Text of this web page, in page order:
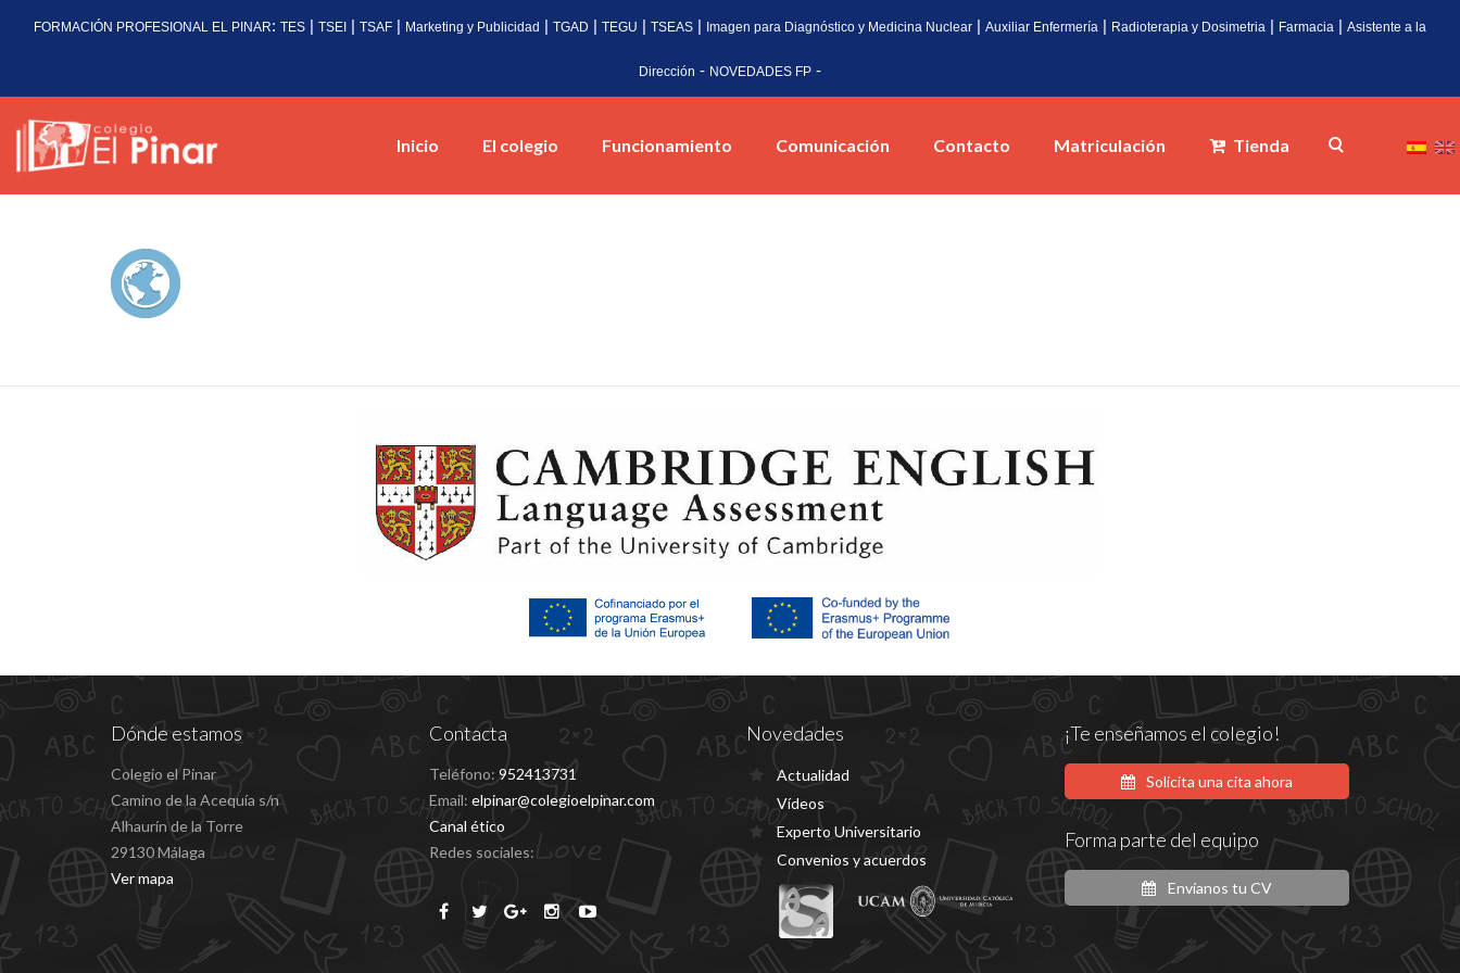
FORMACIÓN PROFESIONAL EL PINAR: TES | TSEI | TSAF | Marketing y Publicidad | TGAD | TEGU | TSEAS | Imagen para Diagnóstico y Medicina Nuclear | Auxiliar Enfermería | Radioterapia y Dosimetria | Farmacia | Asistente a la
Dirección - NOVEDADES FP -
Inicio El colegio Funcionamiento Comunicación Contacto Matriculación Tienda
Dónde estamos
Colegio el Pinar
Camino de la Acequía s/n
Alhaurín de la Torre
29130 Málaga
Ver mapa
Contacta
Teléfono: 952413731
Email: elpinar@colegioelpinar.com
Canal ético
Redes sociales:
Novedades
Actualidad
Vídeos
Experto Universitario
Convenios y acuerdos
¡Te enseñamos el colegio!
Solicita una cita ahora
Forma parte del equipo
Envíanos tu CV